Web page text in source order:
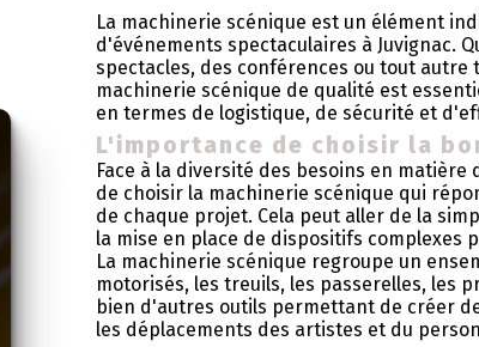
La machinerie scénique est un élément
d'événements spectaculaires à Juvignac.
spectacles, des conférences ou tout
machinerie scénique de qualité est
en termes de logistique, de sécurité et
L'importance de choisir la
Face à la diversité des besoins en
de choisir la machinerie scénique qui
de chaque projet. Cela peut aller de la
la mise en place de dispositifs complexes
La machinerie scénique regroupe un
motorisés, les treuils, les passerelles, les
bien d'autres outils permettant de créer
les déplacements des artistes et du